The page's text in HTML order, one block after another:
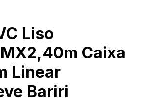
Liso
Caixa
Linear
Bariri